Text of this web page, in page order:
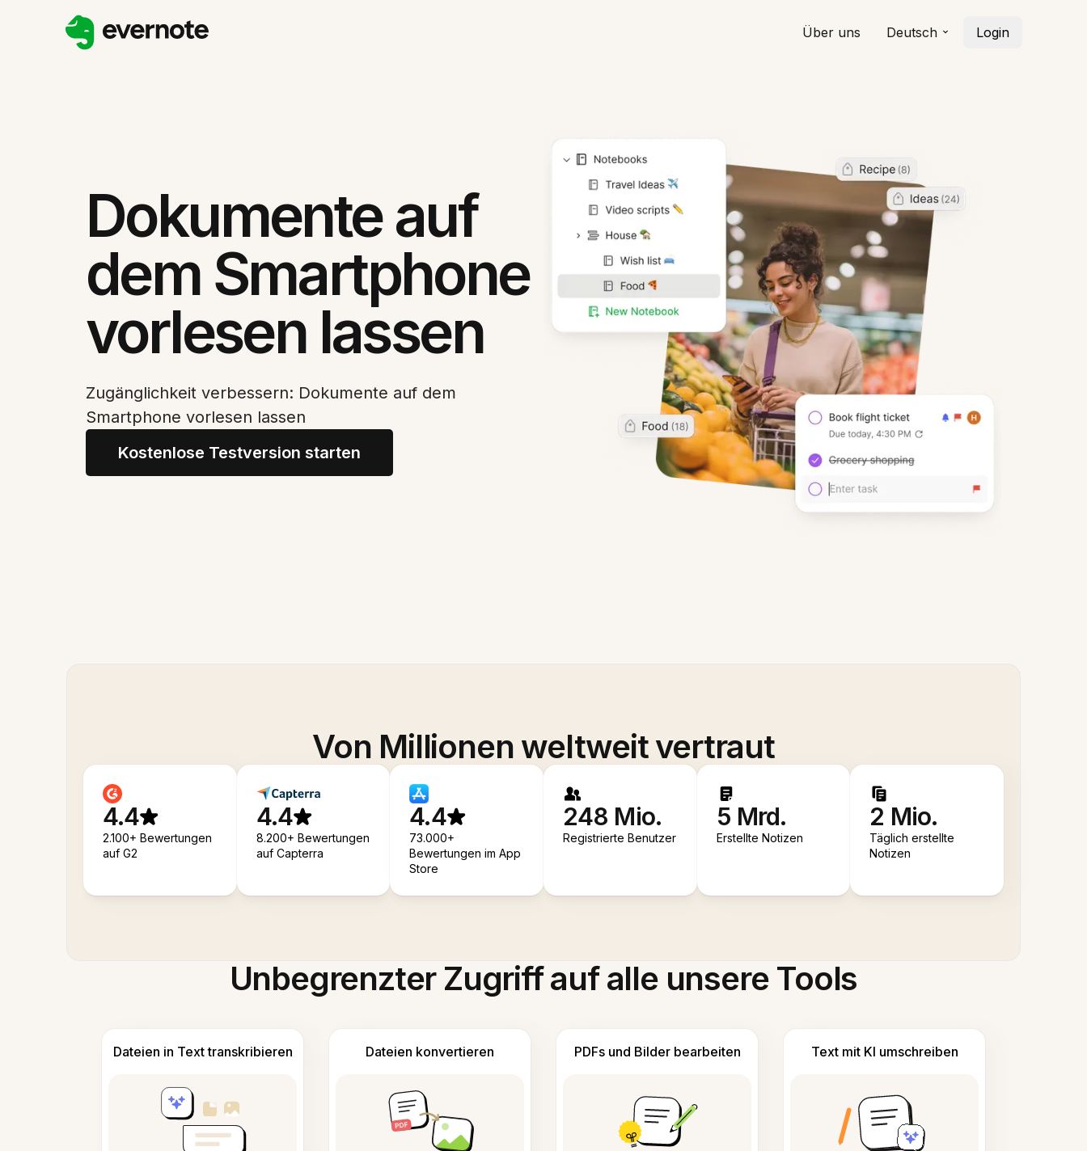
Über uns Deutsch Login
Dokumente auf
dem Smartphone
vorlesen lassen
Zugänglichkeit verbessern: Dokumente auf dem
Smartphone vorlesen lassen
Kostenlose Testversion starten
Von Millionen weltweit vertraut
4.4
2.100+ Bewertungen
auf G2
4.4
8.200+ Bewertungen
auf Capterra
4.4
73.000+
Bewertungen im App
Store
248 Mio.
Registrierte Benutzer
5 Mrd.
Erstellte Notizen
2 Mio.
Täglich erstellte
Notizen
Unbegrenzter Zugriff auf alle unsere Tools
Dateien in Text transkribieren Dateien konvertieren PDFs und Bilder bearbeiten Text mit KI umschreiben